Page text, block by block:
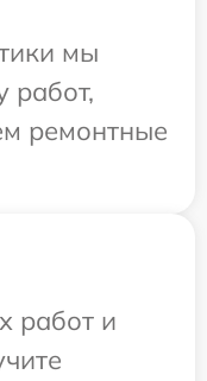
мы
работ,
ремонтные
работ и